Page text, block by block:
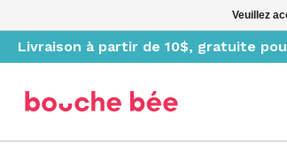
Livraison à partir de 10$, gratuite
Veuillez